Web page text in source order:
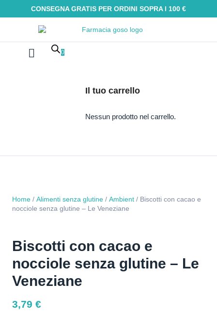
CONSEGNA GRATIS PER ORDINI SOPRA I 100 €
0
Il tuo carrello
Nessun prodotto nel carrello.
Home / Alimenti senza glutine / Ambient / Biscotti con cacao e
nocciole senza glutine – Le Veneziane
Biscotti con cacao e
nocciole senza glutine – Le
Veneziane
3,79 €